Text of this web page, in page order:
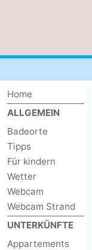
Walcherse
bos
Dishoek
-
Vlissingen
-
Middelburg
Zeeuws-
Nieuwvliet
-
Sluis
-
Home
ALLGEMEIN
Badeorte
Tipps
Für kindern
Wetter
Webcam
Webcam Strand
UNTERKÜNFTE
Appartements